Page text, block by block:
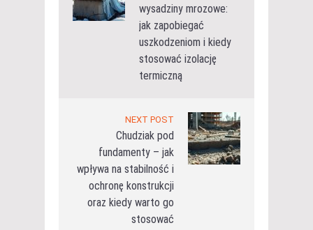
wysadziny mrozowe:
jak zapobiegać
uszkodzeniom i kiedy
stosować izolację
termiczną
NEXT POST
Chudziak pod
fundamenty – jak
wpływa na stabilność i
ochronę konstrukcji
oraz kiedy warto go
stosować